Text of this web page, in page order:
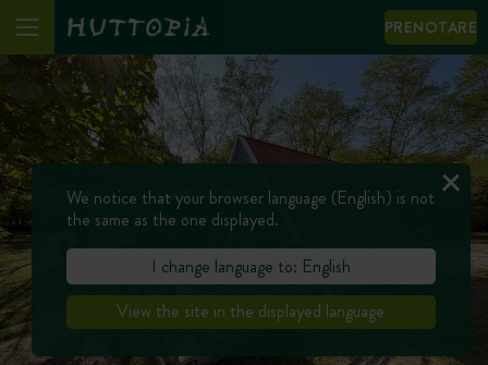
PRENOTARE
We notice that your browser language (English) is not
the same as the one displayed.
I change language to: English
View the site in the displayed language